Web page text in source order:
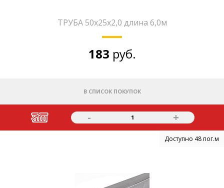
ТРУБА 50х25х2,0 длина 6,0м
183 руб.
В СПИСОК ПОКУПОК
- 1 +
Доступно 48 пог.м